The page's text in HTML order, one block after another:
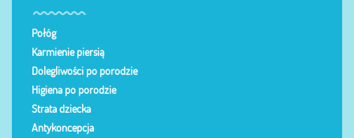
Połóg
Karmienie piersią
Dolegliwości po porodzie
Higiena po porodzie
Strata dziecka
Antykoncepcja